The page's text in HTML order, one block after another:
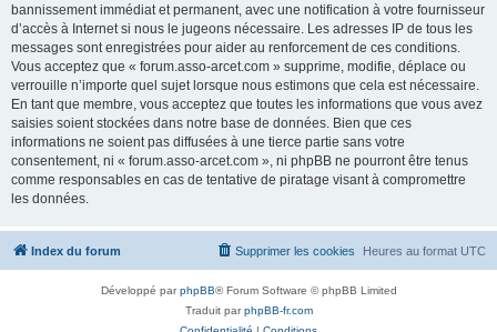
bannissement immédiat et permanent, avec une notification à votre fournisseur
d’accès à Internet si nous le jugeons nécessaire. Les adresses IP de tous les
messages sont enregistrées pour aider au renforcement de ces conditions.
Vous acceptez que « forum.asso-arcet.com » supprime, modifie, déplace ou
verrouille n’importe quel sujet lorsque nous estimons que cela est nécessaire.
En tant que membre, vous acceptez que toutes les informations que vous avez
saisies soient stockées dans notre base de données. Bien que ces
informations ne soient pas diffusées à une tierce partie sans votre
consentement, ni « forum.asso-arcet.com », ni phpBB ne pourront être tenus
comme responsables en cas de tentative de piratage visant à compromettre
les données.
Index du forum Heures au format UTC
Supprimer les cookies
Développé parphpBB® Forum Software © phpBB Limited
Traduit parphpBB-fr.com